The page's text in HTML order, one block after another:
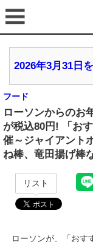
2026年3月31日
フード
ローソンからのお
が税込80円! 「お
催～ジャイアント
ね棒、竜田揚げ棒
リスト
ローソンが、「おす